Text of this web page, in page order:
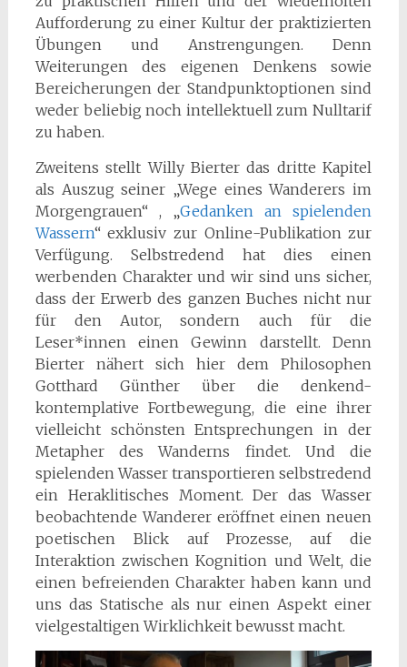
Aufforderung zu einer Kultur der praktizierten
Übungen und Anstrengungen. Denn
Weiterungen des eigenen Denkens sowie
Bereicherungen der Standpunktoptionen sind
weder beliebig noch intellektuell zum Nulltarif
zu haben.
Zweitens stellt Willy Bierter das dritte Kapitel
als Auszug seiner „Wege eines Wanderers im
Morgengrauen“ , „Gedanken an spielenden
Wassern“ exklusiv zur Online-Publikation zur
Verfügung. Selbstredend hat dies einen
werbenden Charakter und wir sind uns sicher,
dass der Erwerb des ganzen Buches nicht nur
für den Autor, sondern auch für die
Leser*innen einen Gewinn darstellt. Denn
Bierter nähert sich hier dem Philosophen
Gotthard Günther über die denkend-
kontemplative Fortbewegung, die eine ihrer
vielleicht schönsten Entsprechungen in der
Metapher des Wanderns findet. Und die
spielenden Wasser transportieren selbstredend
ein Heraklitisches Moment. Der das Wasser
beobachtende Wanderer eröffnet einen neuen
poetischen Blick auf Prozesse, auf die
Interaktion zwischen Kognition und Welt, die
einen befreienden Charakter haben kann und
uns das Statische als nur einen Aspekt einer
vielgestaltigen Wirklichkeit bewusst macht.